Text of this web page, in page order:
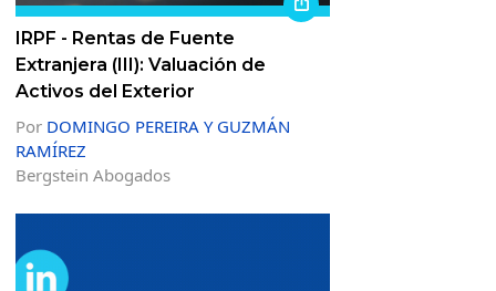
IRPF - Rentas de Fuente
Extranjera (III): Valuación de
Activos del Exterior
Por DOMINGO PEREIRA Y GUZMÁN
RAMÍREZ
Bergstein Abogados